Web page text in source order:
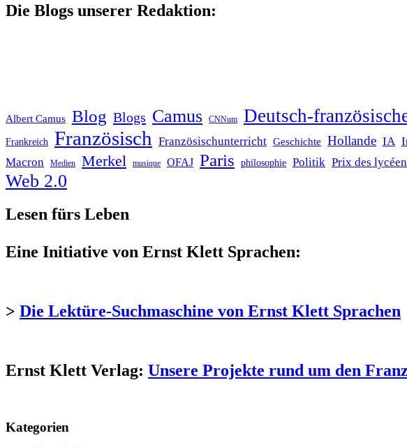
Die Blogs unserer Redaktion:
Albert Camus Blog Blogs Camus CNNum Deutsch-
Frankreich Französisch Französischunterricht Geschichte Hollande IA
Macron Medien Merkel musique OFAJ Paris philosophie Politik Prix des
Web 2.0
Lesen fürs Leben
Eine Initiative von Ernst Klett Sprachen:
> Die Lektüre-Suchmaschine von Ernst Klett Sprachen
Ernst Klett Verlag: Unsere Projekte rund um den
Kategorien